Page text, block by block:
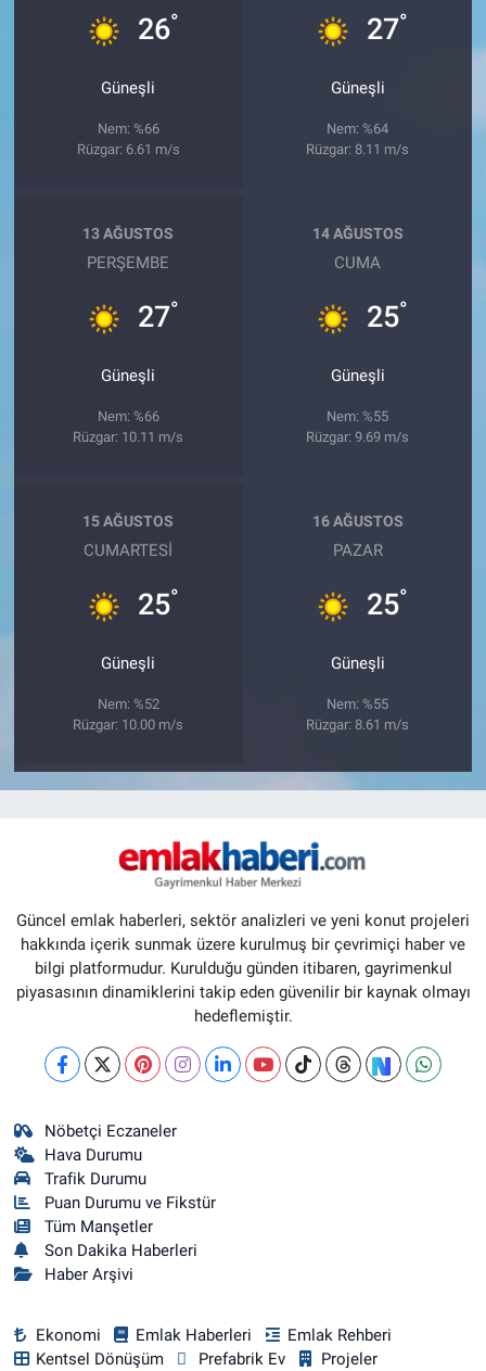
26°
Güneşli
Nem: %66
Rüzgar: 6.61 m/s
27°
Güneşli
Nem: %64
Rüzgar: 8.11 m/s
13 AĞUSTOS
PERŞEMBE
27°
Güneşli
Nem: %66
Rüzgar: 10.11 m/s
14 AĞUSTOS
CUMA
25°
Güneşli
Nem: %55
Rüzgar: 9.69 m/s
15 AĞUSTOS
CUMARTESI
25°
Güneşli
Nem: %52
Rüzgar: 10.00 m/s
16 AĞUSTOS
PAZAR
25°
Güneşli
Nem: %55
Rüzgar: 8.61 m/s
Güncel emlak haberleri, sektör analizleri ve yeni konut projeleri
hakkında içerik sunmak üzere kurulmuş bir çevrimiçi haber ve
bilgi platformudur. Kurulduğu günden itibaren, gayrimenkul
piyasasının dinamiklerini takip eden güvenilir bir kaynak olmayı
hedeflemiştir.
Nöbetçi Eczaneler
Hava Durumu
Trafik Durumu
Puan Durumu ve Fikstür
Tüm Manşetler
Son Dakika Haberleri
Haber Arşivi
Ekonomi Emlak Haberleri
Emlak Rehberi
Kentsel Dönüşüm
Prefabrik Ev
Projeler